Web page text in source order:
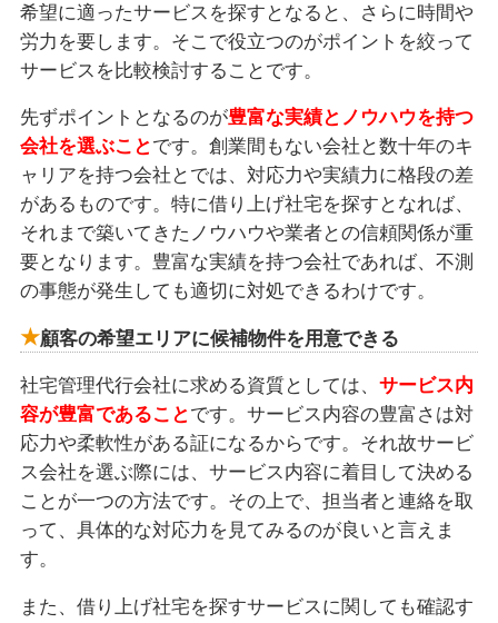
希望に適ったサービスを探すとなると、さらに時間や
労力を要します。そこで役立つのがポイントを絞って
サービスを比較検討することです。
先ずポイントとなるのが豊富な実績とノウハウを持つ
会社を選ぶことです。創業間もない会社と数十年のキ
ャリアを持つ会社とでは、対応力や実績力に格段の差
があるものです。特に借り上げ社宅を探すとなれば、
それまで築いてきたノウハウや業者との信頼関係が重
要となります。豊富な実績を持つ会社であれば、不測
の事態が発生しても適切に対処できるわけです。
顧客の希望エリアに候補物件を用意できる
社宅管理代行会社に求める資質としては、 サービス内
容が豊富であることです。サービス内容の豊富さは対
応力や柔軟性がある証になるからです。それ故サービ
ス会社を選ぶ際には、サービス内容に着目して決める
ことが一つの方法です。その上で、担当者と連絡を取
って、具体的な対応力を見てみるのが良いと言えま
す。
また、借り上げ社宅を探すサービスに関しても確認す